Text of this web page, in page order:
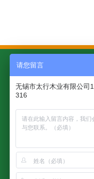
太行产品
木托盘
请您留言
无锡市太行木业有限公司
316